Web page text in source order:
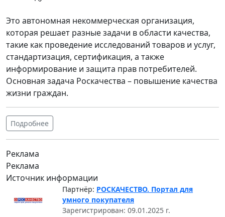
Это автономная некоммерческая организация,
которая решает разные задачи в области качества,
такие как проведение исследований товаров и услуг,
стандартизация, сертификация, а также
информирование и защита прав потребителей.
Основная задача Роскачества – повышение качества
жизни граждан.
Подробнее
Реклама
Реклама
Источник информации
Партнёр: РОСКАЧЕСТВО. Портал для
умного покупателя
Зарегистрирован: 09.01.2025 г.